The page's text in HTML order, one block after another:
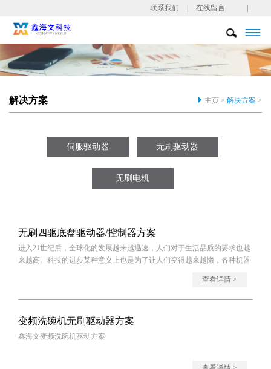
联系我们 在线留言

解决方案 主页 > 解决方案 >
伺服驱动器 无刷驱动器
无刷电机
无刷四驱底盘驱动器/控制器方案
进入21世纪后，全球化的发展越来越迅速，人们对于生活品质的要求也越
来越高。科技的进步某种意义上也是为了让人们变得越来越懒，各种机器
查看详情 >
变频洗碗机无刷驱动器方案
鑫海文变频洗碗机驱动方案